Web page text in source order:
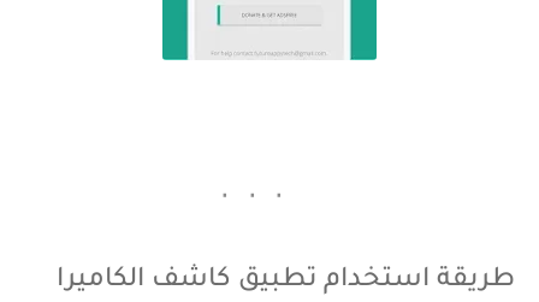
طريقة استخدام تطبيق كاشف الكاميرا